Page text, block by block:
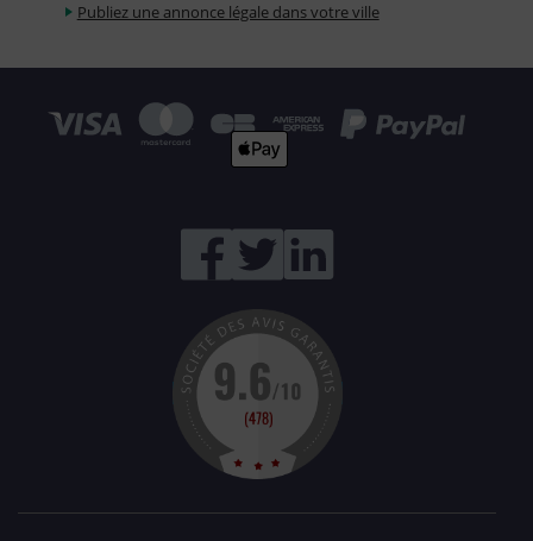
Publiez une annonce légale dans votre ville